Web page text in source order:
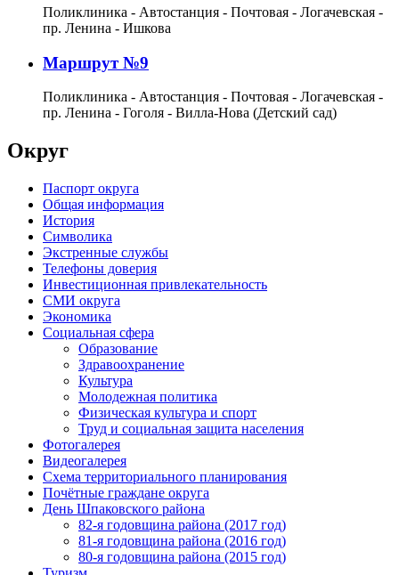
Поликлиника - Автостанция - Почтовая - Логачевская -
пр. Ленина - Ишкова
Маршрут №9
Поликлиника - Автостанция - Почтовая - Логачевская -
пр. Ленина - Гоголя - Вилла-Нова (Детский сад)
Округ
Паспорт округа
Общая информация
История
Символика
Экстренные службы
Телефоны доверия
Инвестиционная привлекательность
СМИ округа
Экономика
Социальная сфера
Образование
Здравоохранение
Культура
Молодежная политика
Физическая культура и спорт
Труд и социальная защита населения
Фотогалерея
Видеогалерея
Схема территориального планирования
Почётные граждане округа
День Шпаковского района
82-я годовщина района (2017 год)
81-я годовщина района (2016 год)
80-я годовщина района (2015 год)